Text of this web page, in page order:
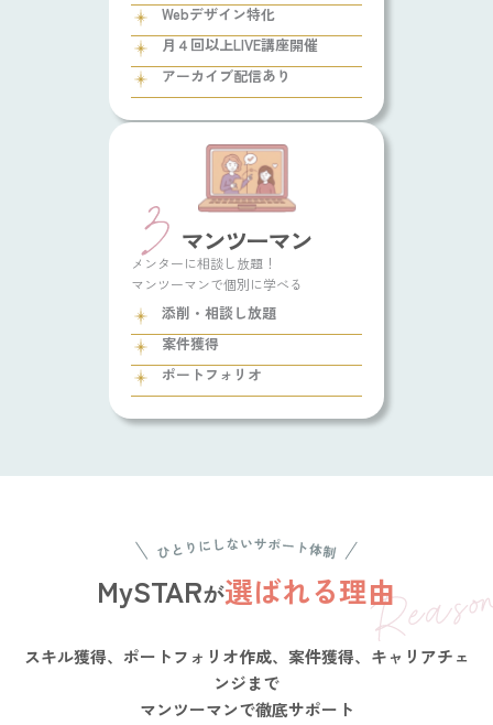
Webデザイン特化
月４回以上LIVE講座開催
アーカイブ配信あり
マンツーマン
メンターに相談し放題！
マンツーマンで個別に学べる
添削・相談し放題
案件獲得
ポートフォリオ
MySTARが選ばれる理由
スキル獲得、ポートフォリオ作成、案件獲得、キャリアチェ
ンジまで
マンツーマンで徹底サポート